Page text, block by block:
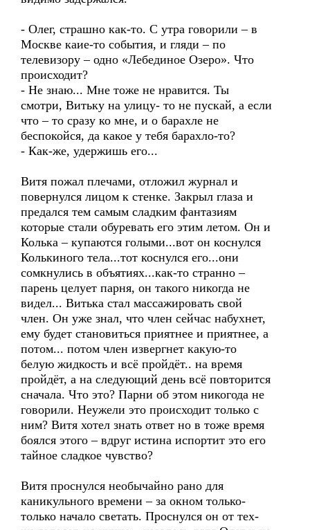
- Олег, страшно как-то. С утра говорили – в
Москве каие-то события, и гляди – по
телевизору – одно «Лебединое Озеро». Что
происходит?
- Не знаю... Мне тоже не нравится. Ты
смотри, Витьку на улицу- то не пускай, а если
что – то сразу ко мне, и о барахле не
беспокойся, да какое у тебя барахло-то?
- Как-же, удержишь его...
Витя пожал плечами, отложил журнал и
повернулся лицом к стенке. Закрыл глаза и
предался тем самым сладким фантазиям
которые стали обуревать его этим летом. Он и
Колька – купаются голыми...вот он коснулся
Колькиного тела...тот коснулся его...они
сомкнулись в объятиях...как-то странно –
парень целует парня, он такого никогда не
видел... Витька стал массажировать свой
член. Он уже знал, что член сейчас набухнет,
ему будет становиться приятнее и приятнее, а
потом... потом член извергнет какую-то
белую жидкость и всё пройдёт.. на время
пройдёт, а на следующий день всё повторится
сначала. Что это? Парни об этом никогода не
говорили. Неужели это происходит только с
ним? Витя хотел знать ответ но в тоже время
боялся этого – вдруг истина испортит это его
тайное сладкое чувство?
Витя проснулся необычайно рано для
каникульного времени – за окном только-
только начало светать. Проснулся он от тех-